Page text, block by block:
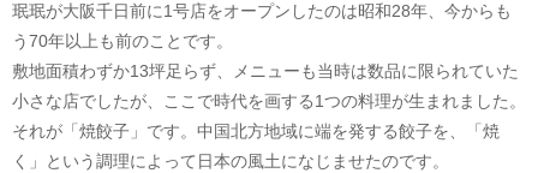
珉珉が大阪千日前に1号店をオープンしたのは昭和28年、今からも
う70年以上も前のことです。
敷地面積わずか13坪足らず、メニューも当時は数品に限られていた
小さな店でしたが、ここで時代を画する1つの料理が生まれました。
それが「焼餃子」です。中国北方地域に端を発する餃子を、「焼
く」という調理によって日本の風土になじませたのです。